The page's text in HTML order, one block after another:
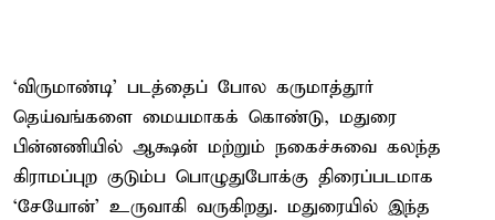
‘விருமாண்டி’ படத்தைப் போல கருமாத்தூர்
தெய்வங்களை மையமாகக் கொண்டு, மதுரை
பின்னணியில் ஆக்ஷன் மற்றும் நகைச்சுவை கலந்த
கிராமப்புற குடும்ப பொழுதுபோக்கு திரைப்படமாக
‘சேயோன்’ உருவாகி வருகிறது. மதுரையில் இந்த